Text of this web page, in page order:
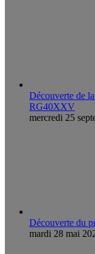
Découverte de
RG40XXV
mercredi 25
Découverte du
mardi 28 mai